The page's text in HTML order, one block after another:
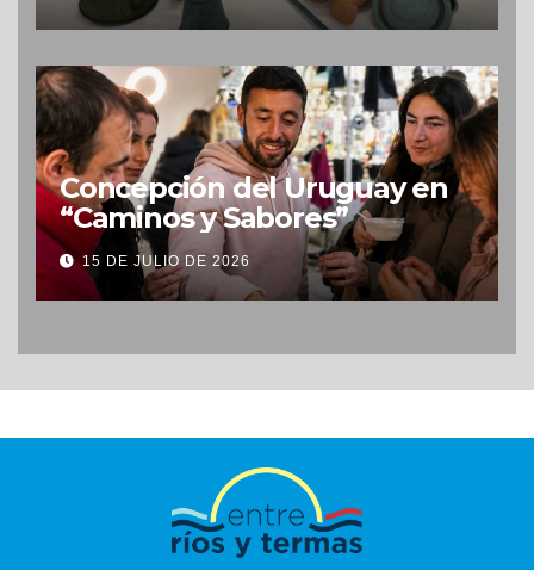
Concepción del Uruguay en
“Caminos y Sabores”
15 DE JULIO DE 2026